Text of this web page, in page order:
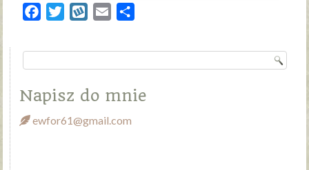
FacebookTwitterWykopEmail
Napisz do mnie
ewfor61@gmail.com